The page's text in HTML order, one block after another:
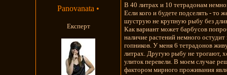
Panovanata •
Експерт
В 40 литрах и 10 тетрадонам
Если кого и будете подселять - то
шуструю не крупную рыбу без
Как вариант может барбусов
наличие растений немного
гопников. У меня 6 тетрадонов
литрах. Другую рыбу не трогают,
улиток перевели. В моем случае
фактором мирного проживания